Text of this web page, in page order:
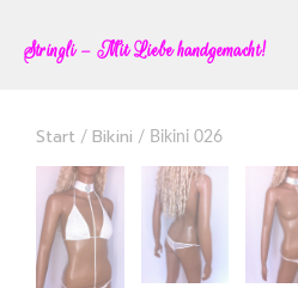
Stringli – Mit Liebe handgemacht!
Start / Bikini / Bikini 026